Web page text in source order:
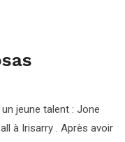
jeune talent : Jone
à Irisarry . Après avoir